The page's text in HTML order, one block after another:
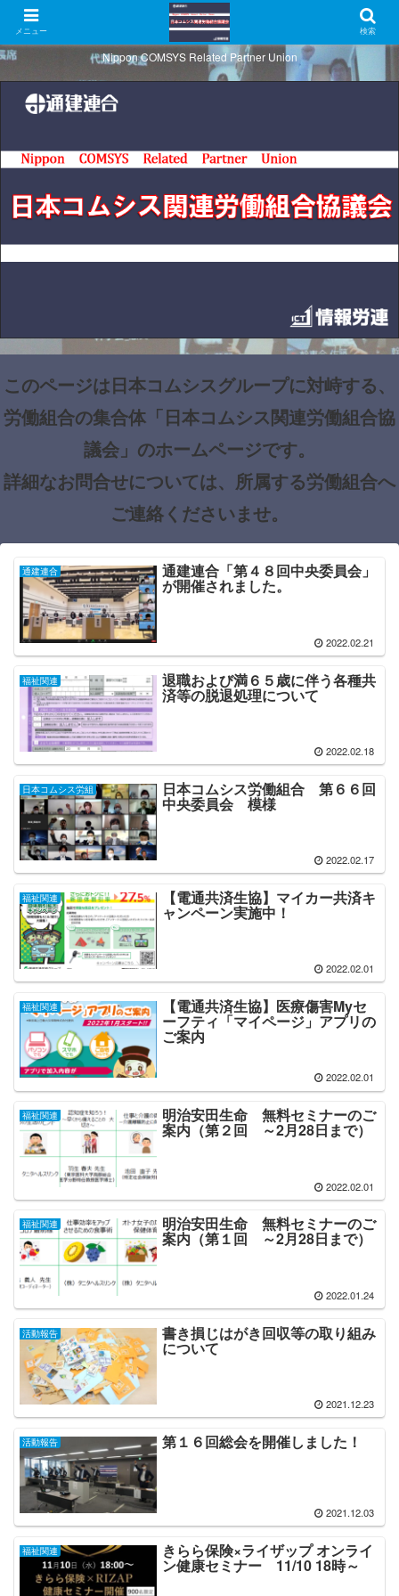
Nippon COMSYS Related Partner Union
このページは日本コムシスグループに対峙する、
労働組合の集合体「日本コムシス関連労働組合協
議会」のホームページです。
詳細なお問合せについては、所属する労働組合へ
ご連絡くださいませ。
通建連合 通建連合「第４８回中央委員会」
が開催されました。
2022.02.21
福祉関連 退職および満６５歳に伴う各種共
済等の脱退処理について
2022.02.18
日本コムシス労組 日本コムシス労働組合 第６６回
中央委員会 模様
2022.02.17
福祉関連 【電通共済生協】マイカー共済キ
ャンペーン実施中！
2022.02.01
福祉関連 【電通共済生協】医療傷害Myセ
ーフティ「マイページ」アプリの
ご案内
2022.02.01
福祉関連 明治安田生命 無料セミナーのご
案内（第２回 ～2月28日まで）
2022.02.01
福祉関連 明治安田生命 無料セミナーのご
案内（第１回 ～2月28日まで）
2022.01.24
活動報告 書き損じはがき回収等の取り組み
について
2021.12.23
活動報告 第１６回総会を開催しました！
2021.12.03
福祉関連 きらら保険×ライザップ オンライ
ン健康セミナー 11/10 18時～
メニュー 検索